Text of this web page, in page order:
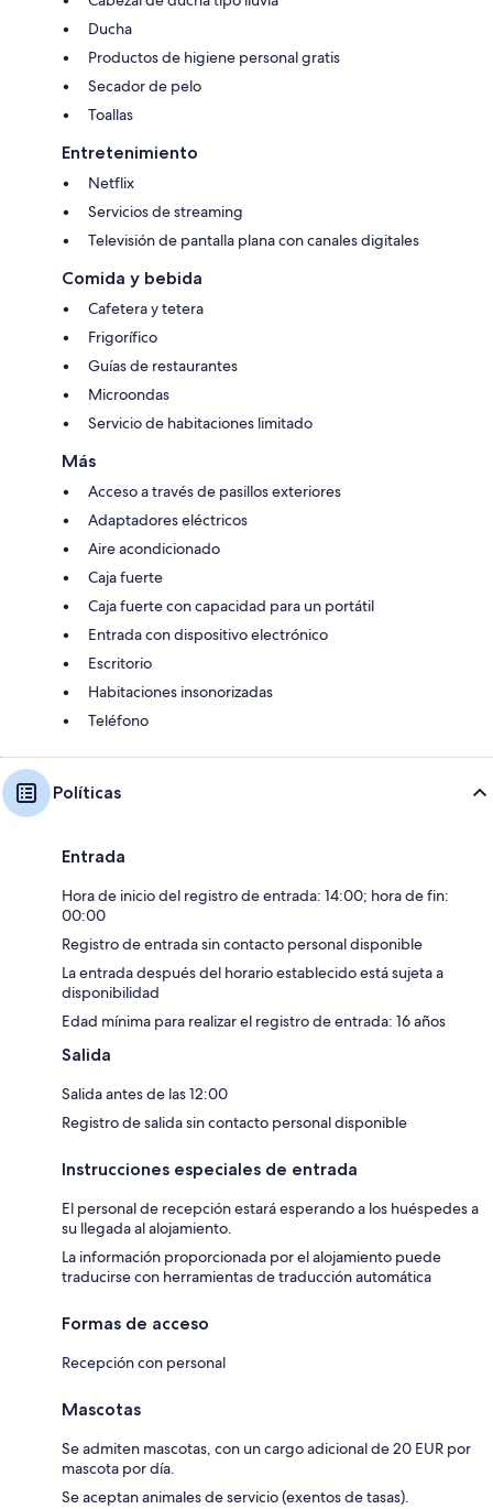
Ducha
Productos de higiene personal gratis
Secador de pelo
Toallas
Entretenimiento
Netflix
Servicios de streaming
Televisión de pantalla plana con canales digitales
Comida y bebida
Cafetera y tetera
Frigorífico
Guías de restaurantes
Microondas
Servicio de habitaciones limitado
Más
Acceso a través de pasillos exteriores
Adaptadores eléctricos
Aire acondicionado
Caja fuerte
Caja fuerte con capacidad para un portátil
Entrada con dispositivo electrónico
Escritorio
Habitaciones insonorizadas
Teléfono
Políticas
Entrada
Hora de inicio del registro de entrada: 14:00; hora de fin:
00:00
Registro de entrada sin contacto personal disponible
La entrada después del horario establecido está sujeta a
disponibilidad
Edad mínima para realizar el registro de entrada: 16 años
Salida
Salida antes de las 12:00
Registro de salida sin contacto personal disponible
Instrucciones especiales de entrada
El personal de recepción estará esperando a los huéspedes a
su llegada al alojamiento.
La información proporcionada por el alojamiento puede
traducirse con herramientas de traducción automática
Formas de acceso
Recepción con personal
Mascotas
Se admiten mascotas, con un cargo adicional de 20 EUR por
mascota por día.
Se aceptan animales de servicio (exentos de tasas).